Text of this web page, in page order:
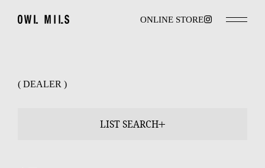
ONLINE STORE
( DEALER )
LIST SEARCH